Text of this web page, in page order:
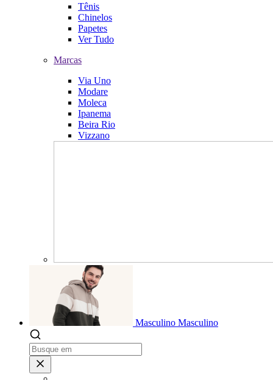
Tênis
Chinelos
Papetes
Ver Tudo
Marcas
Via Uno
Modare
Moleca
Ipanema
Beira Rio
Vizzano
Masculino Masculino